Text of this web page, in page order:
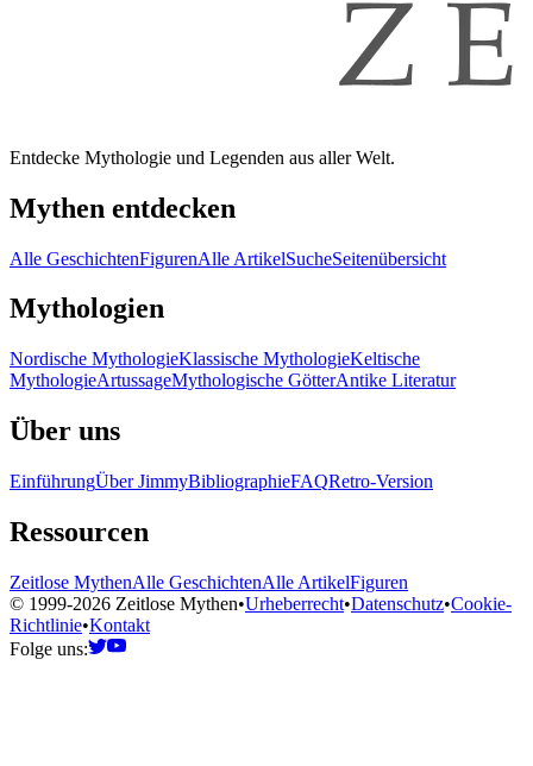
Entdecke Mythologie und Legenden aus aller Welt.
Mythen entdecken
Alle GeschichtenFigurenAlle ArtikelSucheSeitenübersicht
Mythologien
Nordische MythologieKlassische MythologieKeltische
MythologieArtussageMythologische GötterAntike Literatur
Über uns
EinführungÜber JimmyBibliographieFAQRetro-Version
Ressourcen
Zeitlose MythenAlle GeschichtenAlle ArtikelFiguren
© 1999-2026 Zeitlose Mythen•Urheberrecht•Datenschutz•Cookie-
Richtlinie•Kontakt
Folge uns: